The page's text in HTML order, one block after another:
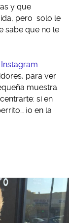
y que
pero solo le
sabe que no le
Instagram
para ver
muestra.
si en
¡o en la